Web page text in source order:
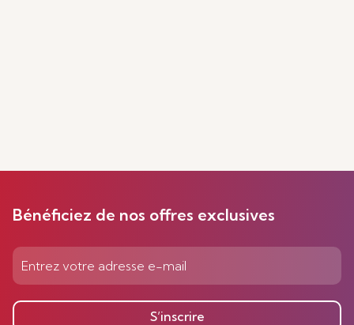
Bénéficiez de nos offres exclusives
S’inscrire